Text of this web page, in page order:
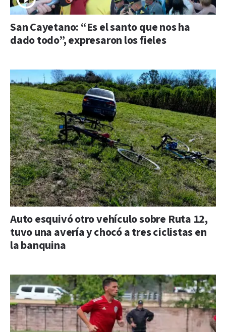
San Cayetano: “Es el santo que nos ha
dado todo”, expresaron los fieles
Auto esquivó otro vehículo sobre Ruta 12,
tuvo una avería y chocó a tres ciclistas en
la banquina